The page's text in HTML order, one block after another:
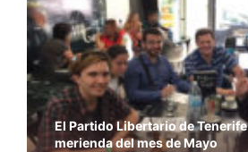
El Partido Libertario de
merienda del mes de Mayo